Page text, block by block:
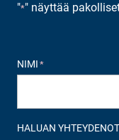
"*" näyttää
NIMI *
HALUAN